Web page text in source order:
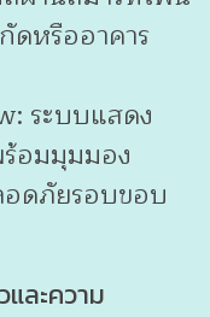
ดหรืออาคาร
ระบบแสดง
อมมุมมอง
อดภัยรอบขอบ
และความ